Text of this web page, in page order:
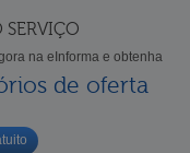
SERVIÇO
na eInforma e obtenha
de oferta